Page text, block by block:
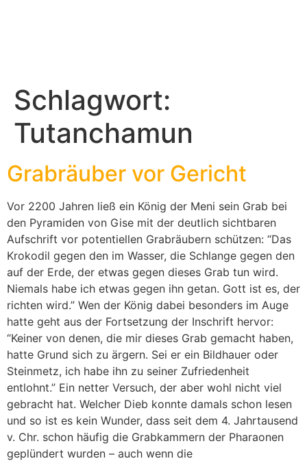
Schlagwort:
Tutanchamun
Grabräuber vor Gericht
Vor 2200 Jahren ließ ein König der Meni sein Grab bei
den Pyramiden von Gise mit der deutlich sichtbaren
Aufschrift vor potentiellen Grabräubern schützen: “Das
Krokodil gegen den im Wasser, die Schlange gegen den
auf der Erde, der etwas gegen dieses Grab tun wird.
Niemals habe ich etwas gegen ihn getan. Gott ist es, der
richten wird.” Wen der König dabei besonders im Auge
hatte geht aus der Fortsetzung der Inschrift hervor:
“Keiner von denen, die mir dieses Grab gemacht haben,
hatte Grund sich zu ärgern. Sei er ein Bildhauer oder
Steinmetz, ich habe ihn zu seiner Zufriedenheit
entlohnt.” Ein netter Versuch, der aber wohl nicht viel
gebracht hat. Welcher Dieb konnte damals schon lesen
und so ist es kein Wunder, dass seit dem 4. Jahrtausend
v. Chr. schon häufig die Grabkammern der Pharaonen
geplündert wurden – auch wenn die